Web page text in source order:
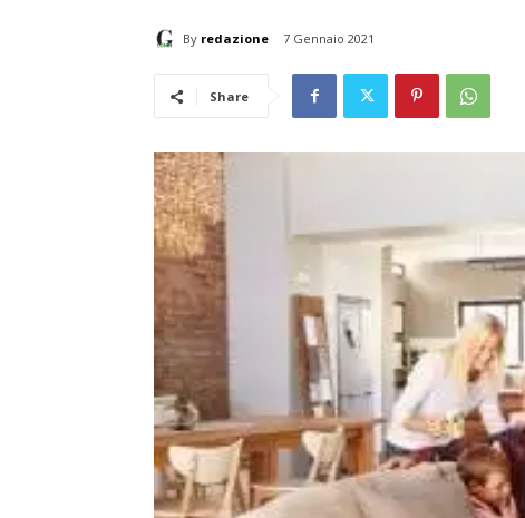
By redazione 7 Gennaio 2021
Share